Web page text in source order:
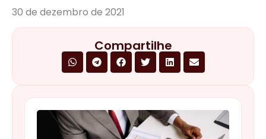
30 de dezembro de 2021
Compartilhe